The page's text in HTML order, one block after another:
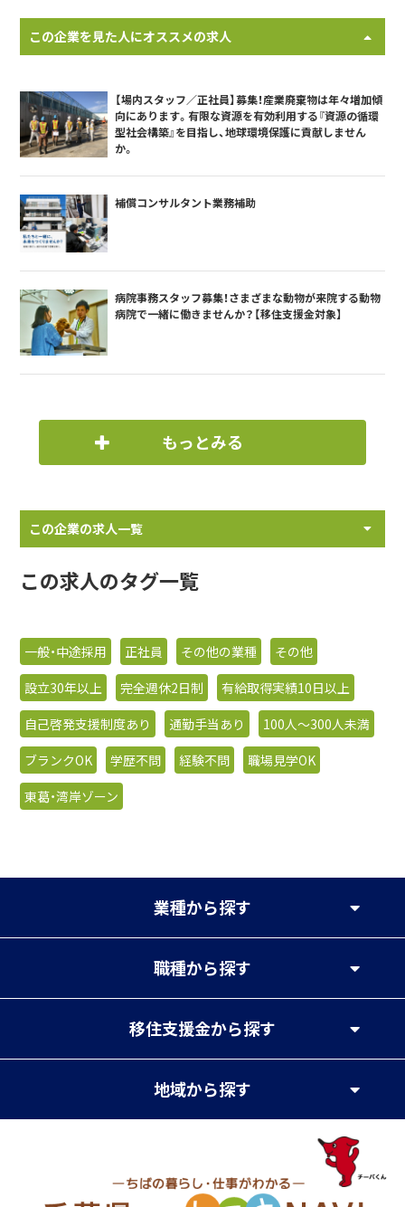
この企業を見た人にオススメの求人
【場内スタッフ／正社員】募集！産業廃棄物は年々増加傾
向にあります。有限な資源を有効利用する『資源の循環
型社会構築』を目指し、地球環境保護に貢献しません
か。
補償コンサルタント業務補助
病院事務スタッフ募集！さまざまな動物が来院する動物
病院で一緒に働きませんか？【移住支援金対象】
もっとみる
この企業の求人一覧
この求人のタグ一覧
一般・中途採用 正社員 その他の業種
その他
設立30年以上
完全週休2日制
有給取得実績10日以上
自己啓発支援制度あり
通勤手当あり
100人〜300人未満
ブランクOK
学歴不問 経験不問
職場見学OK
東葛・湾岸ゾーン
業種から探す
職種から探す
移住支援金から探す
地域から探す